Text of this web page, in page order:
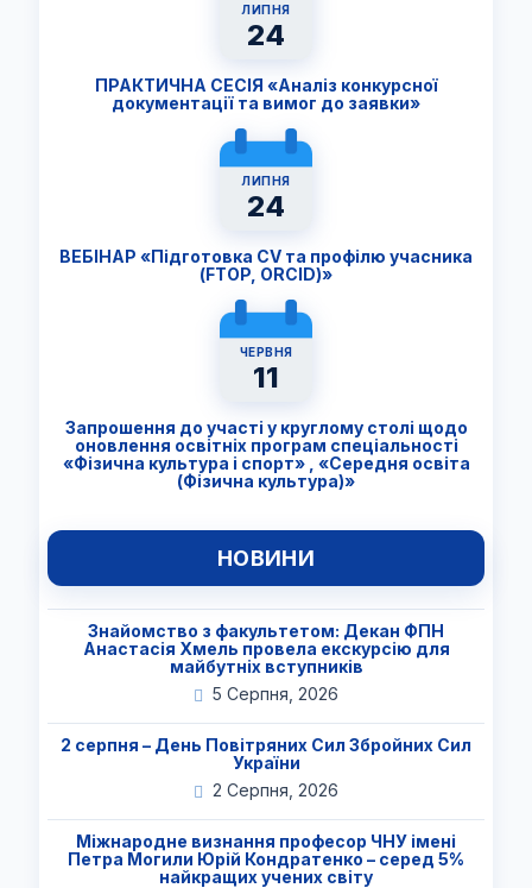
ЛИПНЯ
24
ПРАКТИЧНА СЕСІЯ «Аналіз конкурсної
документації та вимог до заявки»
ЛИПНЯ
24
ВЕБІНАР «Підготовка CV та профілю учасника
(FTОP, ORCID)»
ЧЕРВНЯ
11
Запрошення до участі у круглому столі щодо
оновлення освітніх програм спеціальності
«Фізична культура і спорт» , «Середня освіта
(Фізична культура)»
НОВИНИ
Знайомство з факультетом: Декан ФПН
Анастасія Хмель провела екскурсію для
майбутніх вступників
5 Серпня, 2026
2 серпня – День Повітряних Сил Збройних Сил
України
2 Серпня, 2026
Міжнародне визнання професор ЧНУ імені
Петра Могили Юрій Кондратенко – серед 5%
найкращих учених світу